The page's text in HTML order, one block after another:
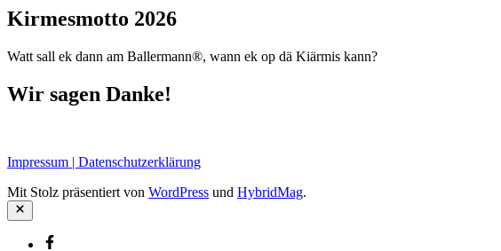
Kirmesmotto 2026
Watt sall ek dann am Ballermann®, wann ek op dä Kiärmis kann?
Wir sagen Danke!
Impressum | Datenschutzerklärung
Mit Stolz präsentiert von WordPress und HybridMag.
Schließen
Facebook